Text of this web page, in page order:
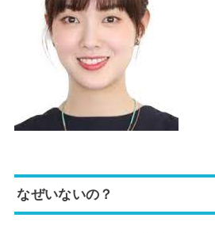
なぜいないの？